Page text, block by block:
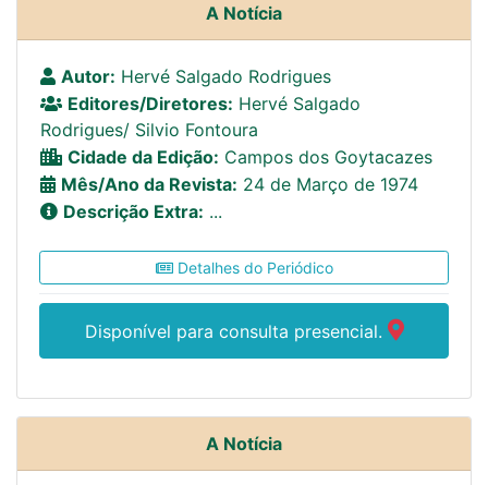
A Notícia
Autor: Hervé Salgado Rodrigues
Editores/Diretores: Hervé Salgado
Rodrigues/ Silvio Fontoura
Cidade da Edição: Campos dos Goytacazes
Mês/Ano da Revista: 24 de Março de 1974
Descrição Extra: ...
Detalhes do Periódico
Disponível para consulta presencial.
A Notícia